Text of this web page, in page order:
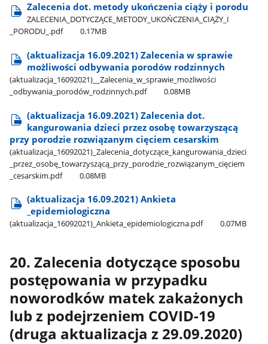
Zalecenia dot. metody ukończenia ciąży i porodu
ZALECENIA​_DOTYCZĄCE​_METODY​_UKOŃCZENIA​_CIĄŻY​_I​
_PORODU​_.pdf
0.17MB
(aktualizacja 16.09.2021) Zalecenia w sprawie
możliwości odbywania porodów rodzinnych
(aktualizacja​_16092021)​_​_Zalecenia​_w​_sprawie​_możliwości​
_odbywania​_porodów​_rodzinnych.pdf
0.08MB
(aktualizacja 16.09.2021) Zalecenia dot.
kangurowania dzieci przez osobę towarzyszącą
przy porodzie rozwiązanym cięciem cesarskim
(aktualizacja​_16092021)​_Zalecenia​_dotyczące​_kangurowania​_dzieci​
_przez​_osobę​_towarzyszącą​_przy​_porodzie​_rozwiązanym​_cięciem​
_cesarskim.pdf
0.08MB
(aktualizacja 16.09.2021) Ankieta​
_epidemiologiczna
(aktualizacja​_16092021)​_Ankieta​_epidemiologiczna.pdf 0.07MB
20. Zalecenia dotyczące sposobu
postępowania w przypadku
noworodków matek zakażonych
lub z podejrzeniem COVID-19
(druga aktualizacja z 29.09.2020)